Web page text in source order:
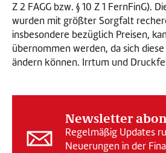
Z 2 FAGG bzw. § 10 Z 1 FernFinG).
wurden mit größter Sorgfalt
insbesondere bezüglich Preisen,
übernommen werden, da sich
ändern können. Irrtum und
Newsletter
Regelmäßig Updates
Neuerungen in der